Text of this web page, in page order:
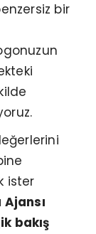
bir
ister
bakış